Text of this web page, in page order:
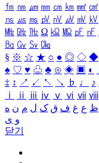
㎙ ㎚ ㎛ ㎜ ㎝ ㎞ ㎟ ㎠
㎱ ㎲ ㎳ ㎴ ㎵ ㎶ ㎷ ㎸
㎒ ㎓ ㎔ Ω ㏀ ㏁ ㎊ ㎋
㏃ ㏉ ㏜ ㏆
§ ※ ☆ ★ ○ ● ◎ ◇ ◆
♠ ♡ ♥ ♧ ♣ ⊙ ◈ ▣ ◐
‡ ↕ ↗ ↙ ↖ ↘ ♭ ♩ ♪
ⅰ
ⅱ ⅲ ⅳ ⅴ ⅵ ⅶ ⅷ
ظ ع غ ف ق ک ل م ن ه
و ی
닫기